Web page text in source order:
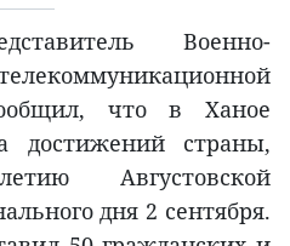
Военно-
что в Ханое
достижений страны,
Августовской
дня 2 сентября.